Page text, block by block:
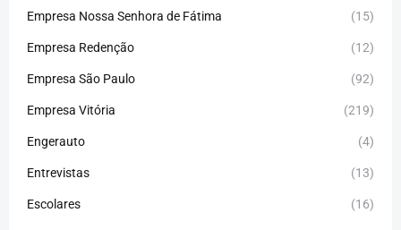
Empresa Nossa Senhora de Fátima (15)
Empresa Redenção (12)
Empresa São Paulo (92)
Empresa Vitória (219)
Engerauto (4)
Entrevistas (13)
Escolares (16)